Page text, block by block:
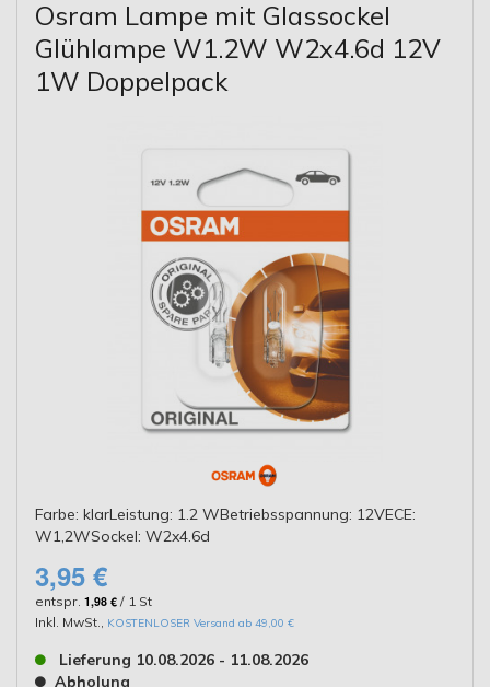
Osram Lampe mit Glassockel
Glühlampe W1.2W W2x4.6d 12V
1W Doppelpack
Farbe: klarLeistung: 1.2 WBetriebsspannung: 12VECE:
W1,2WSockel: W2x4.6d
3,95 €
entspr. 1,98 € / 1 St
Inkl. MwSt.
KOSTENLOSER Versand ab 49,00 €
Lieferung 10.08.2026 - 11.08.2026
Abholung